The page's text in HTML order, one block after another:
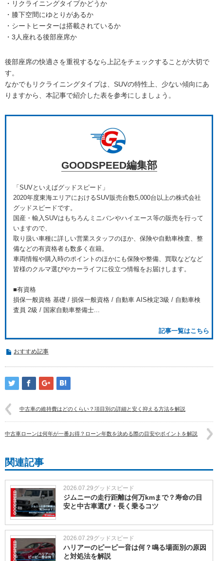
・リクライニングタイプかどうか
・膝下空間にゆとりがあるか
・シートヒーターは搭載されているか
・3人座れる後部座席か
後部座席の快適さを重視するなら上記をチェックすることが大切で
す。
なかでもリクライニングタイプは、SUVの特性上、少ない傾向にあ
りますから、本記事で紹介した表を参考にしましょう。
GOODSPEED編集部
「SUVといえばグッドスピード」
2020年度東海エリアにおけるSUV販売台数5,000台以上の株式会社
グッドスピードです。
国産・輸入SUVはもちろんミニバンやハイエース等の販売を行って
いますので、
取り扱い車種に詳しい営業スタッフのほか、保険や自動車検査、整
備などの有資格者も数多く在籍。
車両情報や購入時のポイントのほかにも保険や整備、買取などなど
皆様のクルマ選びやカーライフに役立つ情報をお届けします。
■有資格
損保一般資格 基礎 / 損保一般資格 / 自動車 AIS検定3級 / 自動車検
査員 2級 / 国家自動車整備士...
記事一覧はこちら
おすすめ記事
中古車の維持費はどのくらい？項目別の詳細と安く抑える方法を解説
中古車ローンは何年が一番お得？ローン年数を決める際の目安やポイントを解説
関連記事
2026.07.29グッドスピード
ジムニーの走行距離は何万kmまで？寿命の目
安と中古車選び・長く乗るコツ
2026.07.29グッドスピード
ハリアーのピーピー音は何？鳴る場面別の原因
と対処法を解説